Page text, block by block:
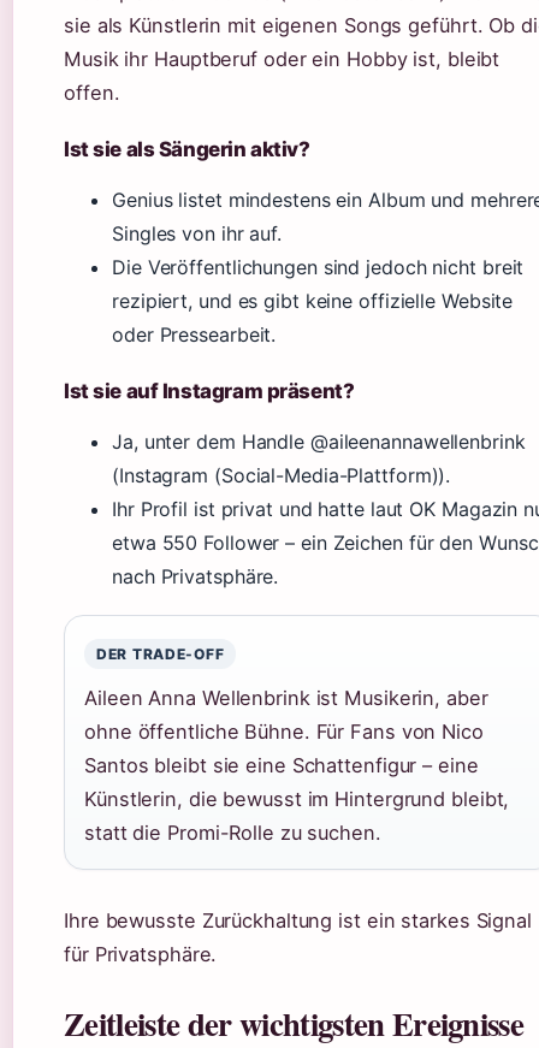
sie als Künstlerin mit eigenen Songs geführt. Ob
Musik ihr Hauptberuf oder ein Hobby ist, bleibt
offen.
Ist sie als Sängerin aktiv?
Genius listet mindestens ein Album und
Singles von ihr auf.
Die Veröffentlichungen sind jedoch nicht breit
rezipiert, und es gibt keine offizielle Website
oder Pressearbeit.
Ist sie auf Instagram präsent?
Ja, unter dem Handle @aileenannawellenbrink
(Instagram (Social-Media-Plattform)).
Ihr Profil ist privat und hatte laut OK Magazin
etwa 550 Follower – ein Zeichen für den
nach Privatsphäre.
DER TRADE-OFF
Aileen Anna Wellenbrink ist Musikerin, aber
ohne öffentliche Bühne. Für Fans von Nico
Santos bleibt sie eine Schattenfigur – eine
Künstlerin, die bewusst im Hintergrund bleibt,
statt die Promi-Rolle zu suchen.
Ihre bewusste Zurückhaltung ist ein starkes Signal
für Privatsphäre.
Zeitleiste der wichtigsten Ereignisse